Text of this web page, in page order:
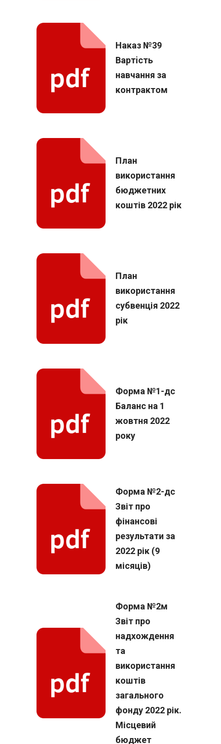
Наказ №39
Вартiсть
навчання за
контрактом
План
використання
бюджетних
коштів 2022 рік
План
використання
субвенція 2022
рік
Форма №1-дс
Баланс на 1
жовтня 2022
року
Форма №2-дс
Звіт про
фінансові
результати за
2022 рік (9
місяців)
Форма №2м
Звіт про
надхождення
та
використання
коштів
загального
фонду 2022 рік.
Місцевий
бюджет